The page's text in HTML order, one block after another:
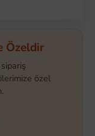
Özeldir
özel